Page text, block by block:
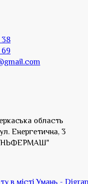
38
69
область
Енергетична, 3